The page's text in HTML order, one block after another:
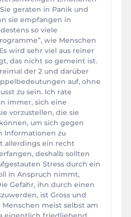
geraten in Panik und
sie empfangen in
so viele
wie Menschen
wird sehr viel aus reiner
das nicht so gemeint ist.
der 2 und darüber
auf, ohne
zu sein. Ich rate
immer, sich eine
vorzustellen, die sie
um sich gegen
Informationen zu
allerdings ein recht
deshalb sollten
Stress durch ein
in Anspruch nimmt,
Gefahr, ihn durch einen
ist Gross und
meist selbst am